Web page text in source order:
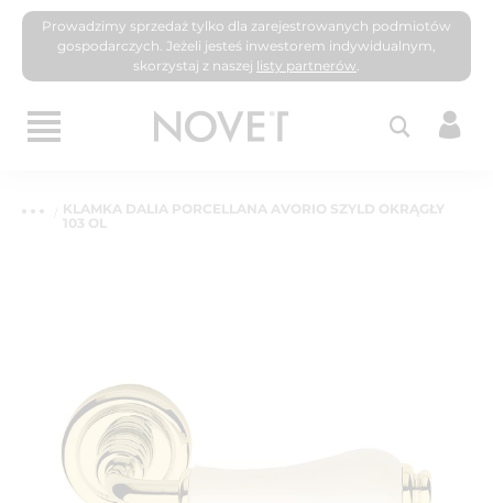
Prowadzimy sprzedaż tylko dla zarejestrowanych podmiotów
gospodarczych. Jeżeli jesteś inwestorem indywidualnym,
skorzystaj z naszej listy partnerów.
KLAMKA DALIA PORCELLANA AVORIO SZYLD OKRĄGŁY
103 OL